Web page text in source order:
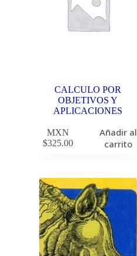
CALCULO POR
OBJETIVOS Y
APLICACIONES
MXN
$325.00
Añadir al
carrito